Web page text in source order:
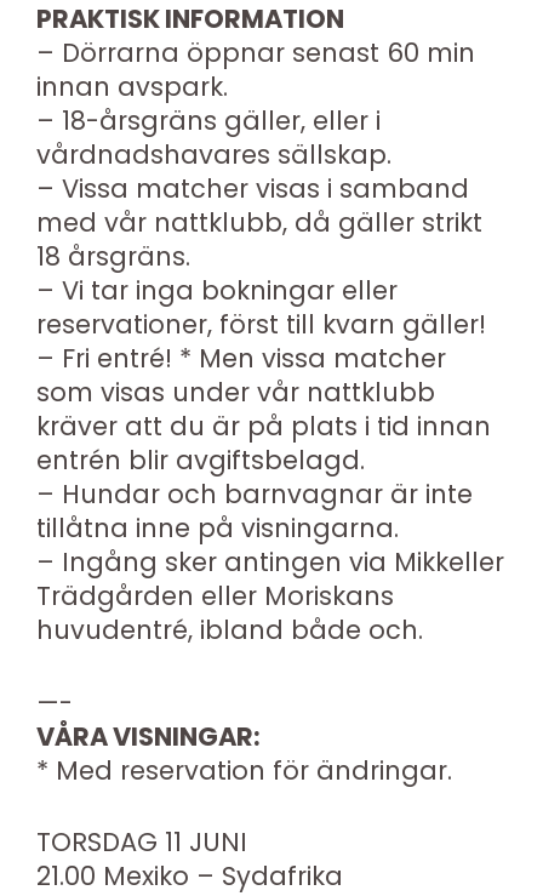
PRAKTISK INFORMATION
– Dörrarna öppnar senast 60 min
innan avspark.
– 18-årsgräns gäller, eller i
vårdnadshavares sällskap.
– Vissa matcher visas i samband
med vår nattklubb, då gäller strikt
18 årsgräns.
– Vi tar inga bokningar eller
reservationer, först till kvarn gäller!
– Fri entré! * Men vissa matcher
som visas under vår nattklubb
kräver att du är på plats i tid innan
entrén blir avgiftsbelagd.
– Hundar och barnvagnar är inte
tillåtna inne på visningarna.
– Ingång sker antingen via Mikkeller
Trädgården eller Moriskans
huvudentré, ibland både och.
—-
VÅRA VISNINGAR:
* Med reservation för ändringar.
TORSDAG 11 JUNI
21.00 Mexiko – Sydafrika